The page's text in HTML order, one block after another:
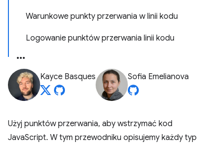
Warunkowe punkty przerwania w linii kodu
Logowanie punktów przerwania linii kodu
Kayce Basques Sofia Emelianova
Użyj punktów przerwania, aby wstrzymać kod
JavaScript. W tym przewodniku opisujemy każdy typ